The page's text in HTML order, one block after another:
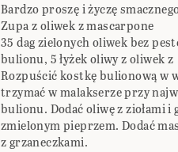
Bardzo proszę i życzę
Zupa z oliwek z mascarpone
35 dag zielonych oliwek bez
bulionu, 5 łyżek oliwy z oliwek
Rozpuścić kostkę bulionową w
trzymać w malakserze przy
bulionu. Dodać oliwę z ziołami
zmielonym pieprzem. Dodać
z grzaneczkami.